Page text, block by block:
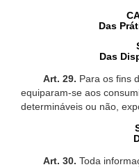
Das
Das
Art. 29. Para os fins
equiparam-se aos
determináveis ou não,
Art. 30. Toda